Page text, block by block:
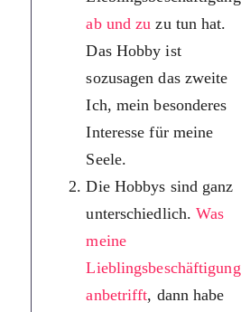
ab und zu zu tun hat.
Das Hobby ist
sozusagen das zweite
Ich, mein besonderes
Interesse für meine
Seele.
Die Hobbys sind ganz
unterschiedlich.Was
meine
Lieblingsbeschäftigung
anbetrifft, dann habe